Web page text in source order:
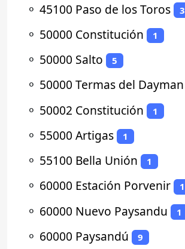
⚬ 45100 Paso de los Toros 3
⚬ 50000 Constitución 1
⚬ 50000 Salto 5
⚬ 50000 Termas del Dayman
⚬ 50002 Constitución 1
⚬ 55000 Artigas 1
⚬ 55100 Bella Unión 1
⚬ 60000 Estación Porvenir 1
⚬ 60000 Nuevo Paysandu 1
⚬ 60000 Paysandú 9